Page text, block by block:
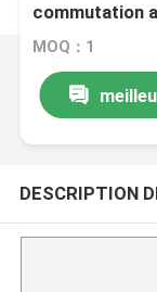
commutation
commutation
MOQ：1
DESCRIPTION